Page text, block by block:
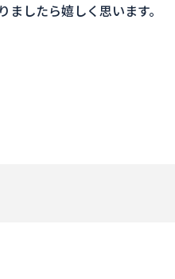
したら嬉しく思います。